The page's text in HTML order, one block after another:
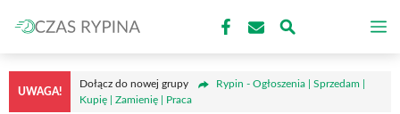
do
treści
UWAGA!
Dołącz do nowej grupy
Rypin - Ogłoszenia | Sprzedam |
Kupię | Zamienię | Praca